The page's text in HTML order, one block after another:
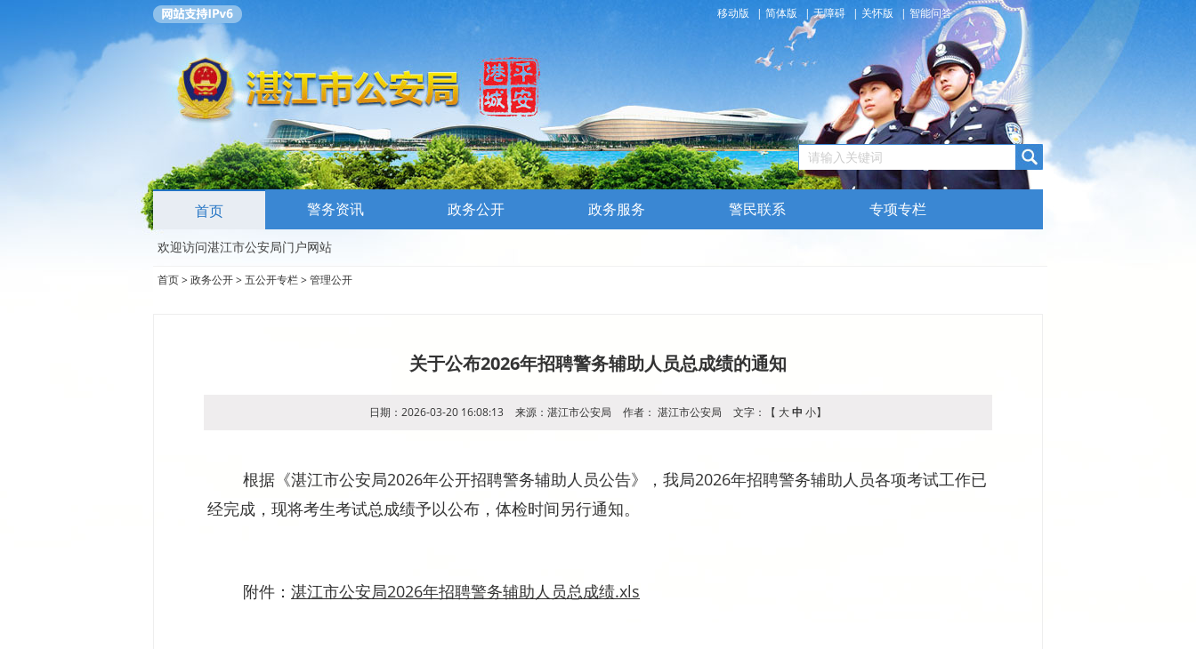
移动版 | 简体版 |无障碍 | 关怀版 | 智能问答
首页 警务资讯 政务公开 政务服务 警民联系 专项专栏
欢迎访问湛江市公安局门户网站
首页>政务公开>五公开专栏>管理公开
关于公布2026年招聘警务辅助人员总成绩的通知
日期：2026-03-20 16:08:13 来源：湛江市公安局 作者： 湛江市公安局 文字：【 大中 小】
根据《湛江市公安局2026年公开招聘警务辅助人员公告》，我局2026年招聘警务辅助人员各项考试工作已
经完成，现将考生考试总成绩予以公布，体检时间另行通知。
附件： 湛江市公安局2026年招聘警务辅助人员总成绩.xls